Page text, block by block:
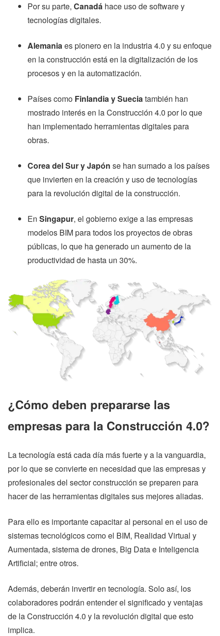
Por su parte, Canadá hace uso de software y
tecnologías digitales.
Alemaniaes pionero en la industria 4.0 y su enfoque
en la construcción está en la digitalización de los
procesos y en la automatización.
Países como Finlandia y Sueciatambién han
mostrado interés en la Construcción 4.0 por lo que
han implementado herramientas digitales para
obras.
Corea del Sur y Japón se han sumado a los países
que invierten en la creación y uso de tecnologías
para la revolución digital de la construcción.
En Singapur, el gobierno exige a las empresas
modelos BIM para todos los proyectos de obras
públicas, lo que ha generado un aumento de la
productividad de hasta un 30%.
¿Cómo deben prepararse las
empresas para la Construcción 4.0?
La tecnología está cada día más fuerte y a la vanguardia,
por lo que se convierte en necesidad que las empresas y
profesionales del sector construcción se preparen para
hacer de las herramientas digitales sus mejores aliadas.
Para ello es importante capacitar al personal en el uso de
sistemas tecnológicos como el BIM, Realidad Virtual y
Aumentada, sistema de drones, Big Data e Inteligencia
Artificial; entre otros.
Además, deberán invertir en tecnología. Solo así, los
colaboradores podrán entender el significado y ventajas
de la Construcción 4.0 y la revolución digital que esto
implica.